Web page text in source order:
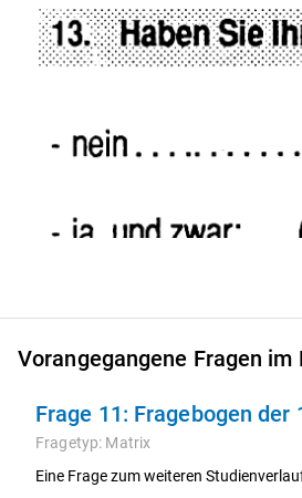
Vorangegangene Fragen im
Frage 11: Fragebogen der
Fragetyp: Matrix
Eine Frage zum weiteren